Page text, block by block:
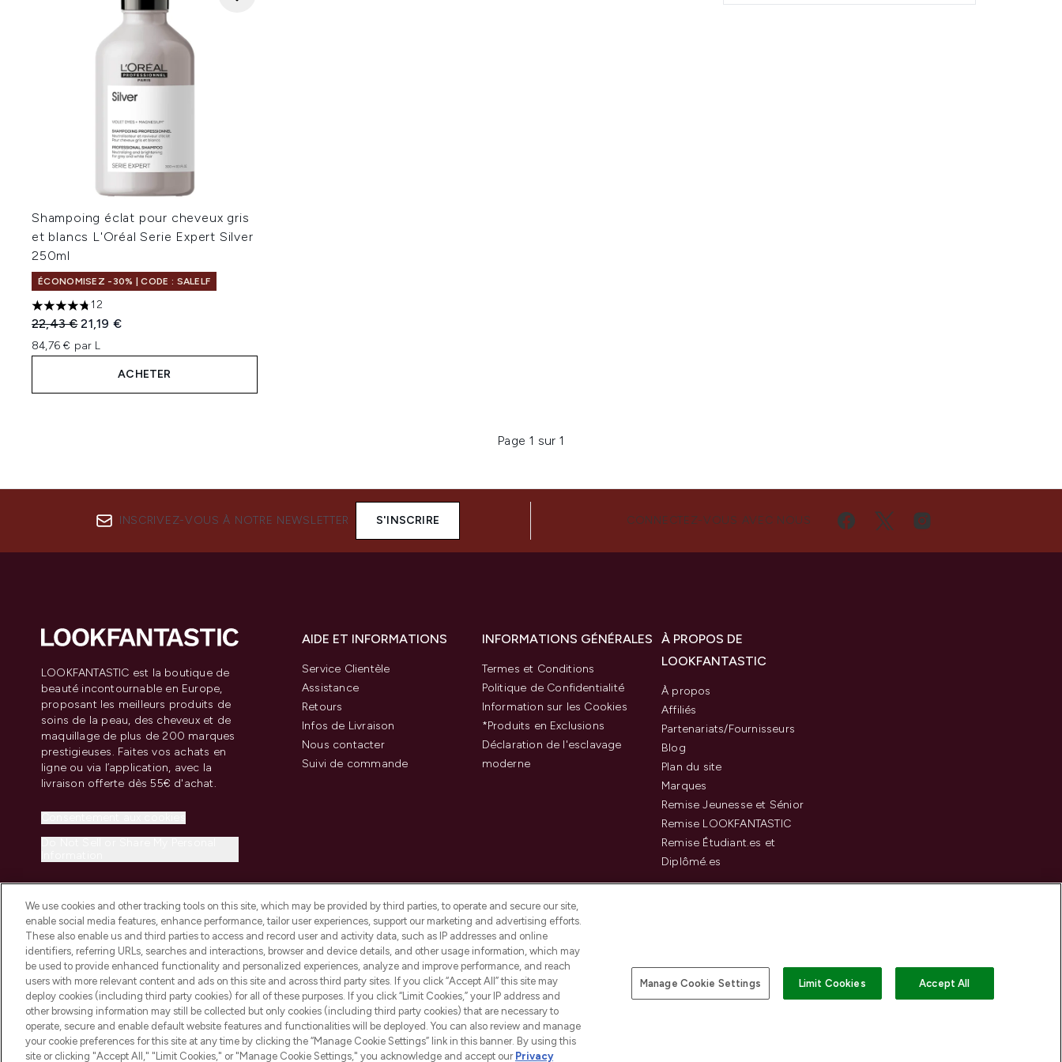
Shampoing éclat pour cheveux gris
et blancs L'Oréal Serie Expert Silver
250ml
ÉCONOMISEZ -30% | CODE : SALELF
4.75 étoiles sur un maximum de 5
12
Prix de vente :
22,43 €Prix ​​actuel :
21,19 €
84,76 € par L
ACHETER
Page 1 sur 1
INSCRIVEZ-VOUS À NOTRE NEWSLETTER S'INSCRIRE CONNECTEZ-VOUS AVEC NOUS
LOOKFANTASTIC est la boutique de
beauté incontournable en Europe,
proposant les meilleurs produits de
soins de la peau, des cheveux et de
maquillage de plus de 200 marques
prestigieuses. Faites vos achats en
ligne ou via l’application, avec la
livraison offerte dès 55€ d'achat.
AIDE ET INFORMATIONS
Service Clientèle
Assistance
Retours
Infos de Livraison
Nous contacter
Suivi de commande
INFORMATIONS GÉNÉRALES
Termes et Conditions
Politique de Confidentialité
Information sur les Cookies
*Produits en Exclusions
Déclaration de l'esclavage
moderne
À PROPOS DE
LOOKFANTASTIC
À propos
Affiliés
Partenariats/Fournisseurs
Blog
Plan du site
Marques
Remise Jeunesse et Sénior
Remise LOOKFANTASTIC
Remise Étudiant.es et
Diplômé.es
2026 THG Beauty Europe GmbH Maximilianstrasse 54 80538 Munich Payer en toute sécurité avec
We use cookies and other tracking tools on this site, which may be provided by third parties, to operate and secure our site,
enable social media features, enhance performance, tailor user experiences, support our marketing and advertising efforts.
These also enable us and third parties to access and record user and activity data, such as IP addresses and online
identifiers, referring URLs, searches and interactions, browser and device details, and other usage information, which may
be used to provide enhanced functionality and personalized experiences, analyze and improve performance, and reach
users with more relevant content and ads on this site and across third party sites. If you click “Accept All” this site may
deploy cookies (including third party cookies) for all of these purposes. If you click “Limit Cookies,” your IP address and
other browsing information may still be collected but only cookies (including third party cookies) that are necessary to
operate, secure and enable default website features and functionalities will be deployed. You can also review and manage
your cookie preferences for this site at any time by clicking the “Manage Cookie Settings” link in this banner. By using this
site or clicking "Accept All," "Limit Cookies," or "Manage Cookie Settings," you acknowledge and accept our Privacy
Manage Cookie Settings Limit Cookies Accept All